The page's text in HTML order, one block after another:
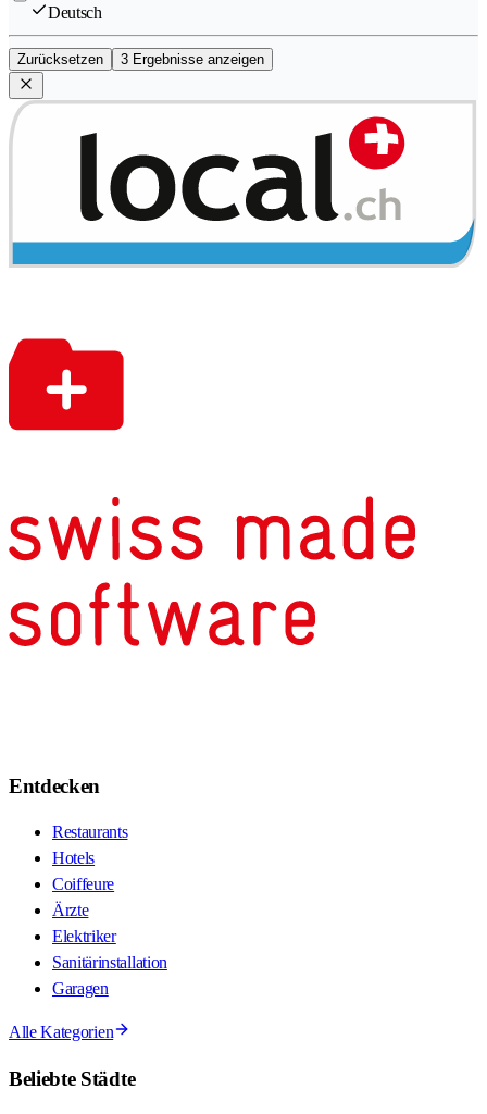
Deutsch
Zurücksetzen 3 Ergebnisse anzeigen
Entdecken
Restaurants
Hotels
Coiffeure
Ärzte
Elektriker
Sanitärinstallation
Garagen
Alle Kategorien
Beliebte Städte